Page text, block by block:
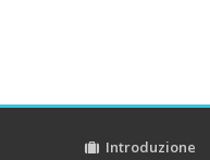
Introduzione